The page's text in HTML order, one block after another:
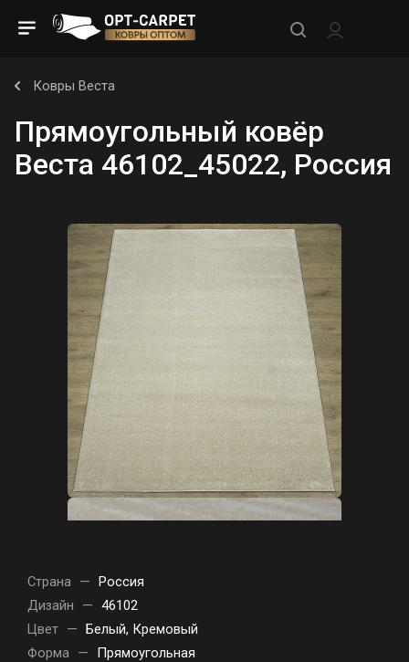
Ковры Веста
Прямоугольный ковёр
Веста 46102_45022, Россия
Страна — Россия
Дизайн
— 46102
Цвет — Белый, Кремовый
Форма —
Прямоугольная